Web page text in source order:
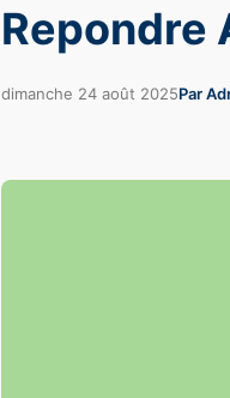
Repondre
dimanche 24 août 2025Par